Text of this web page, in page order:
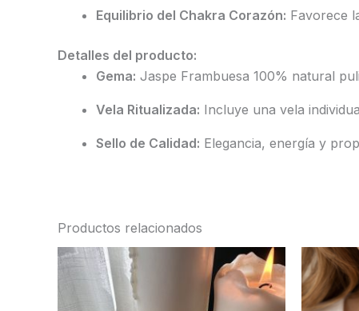
Equilibrio del Chakra Corazón: Favorece
Detalles del producto:
Gema: Jaspe Frambuesa 100% natural
Vela Ritualizada: Incluye una vela
Sello de Calidad: Elegancia, energía y
Productos relacionados